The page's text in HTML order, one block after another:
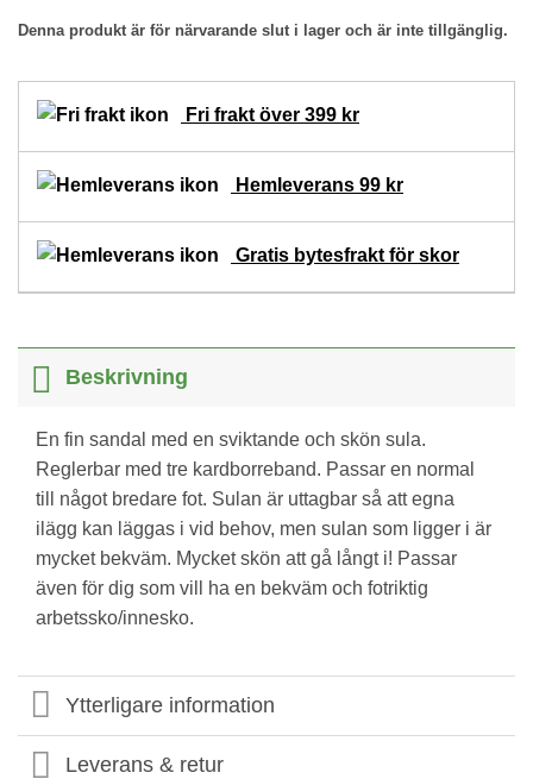
Denna produkt är för närvarande slut i lager och är inte tillgänglig.
Fri frakt över 399 kr
Hemleverans 99 kr
Gratis bytesfrakt för skor
Beskrivning
En fin sandal med en sviktande och skön sula.
Reglerbar med tre kardborreband. Passar en normal
till något bredare fot. Sulan är uttagbar så att egna
ilägg kan läggas i vid behov, men sulan som ligger i är
mycket bekväm. Mycket skön att gå långt i! Passar
även för dig som vill ha en bekväm och fotriktig
arbetssko/innesko.
Ytterligare information
Leverans & retur